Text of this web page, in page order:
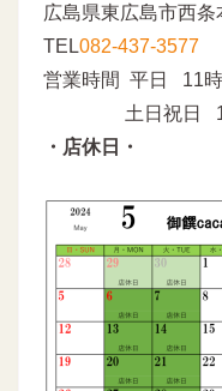
広島県東広島市西条
TEL082-437-3577
営業時間 平日 11
土日祝日 11
・店休日・